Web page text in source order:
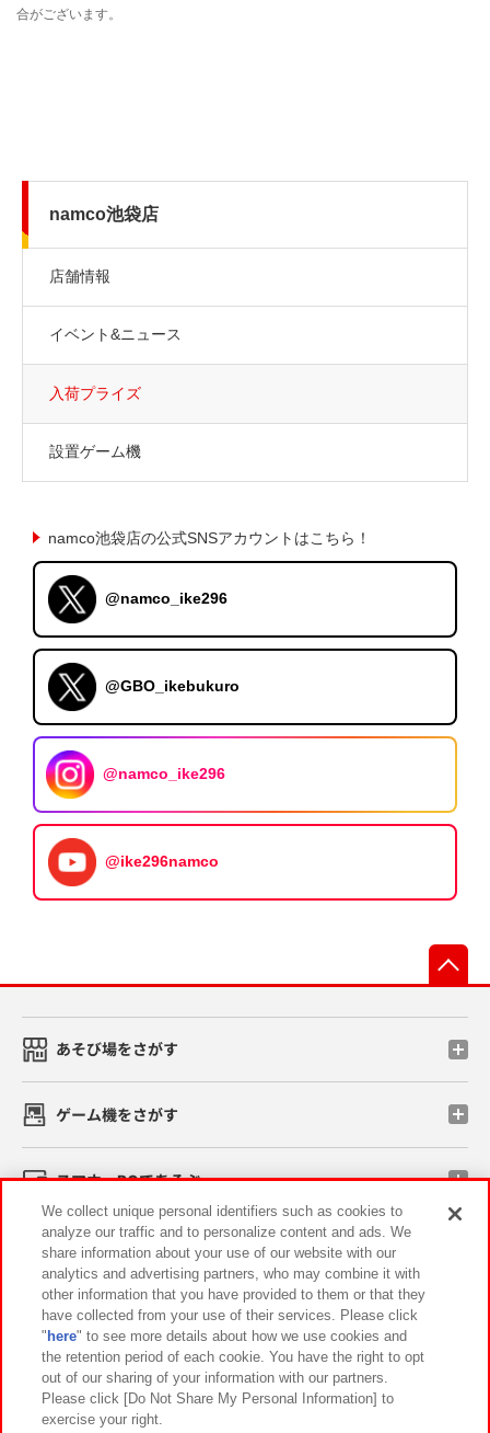
namco池袋店
店舗情報
イベント&ニュース
入荷プライズ
設置ゲーム機
namco池袋店の公式SNSアカウントはこちら！
@namco_ike296
@GBO_ikebukuro
@namco_ike296
@ike296namco
あそび場をさがす
ゲーム機をさがす
スマホ・PCであそぶ
イベント・キャンペーン
関連会社 サステナビリティ サイトポリシー
プライバシーポリシー ウェブアクセシビリティ方針と検証結果
お取引先さまとともに
We collect unique personal identifiers such as cookies to
analyze our traffic and to personalize content and ads. We
share information about your use of our website with our
analytics and advertising partners, who may combine it with
other information that you have provided to them or that they
have collected from your use of their services. Please click
" here" to see more details about how we use cookies and
the retention period of each cookie. You have the right to opt
out of our sharing of your information with our partners.
Please click [Do Not Share My Personal Information] to
exercise your right.